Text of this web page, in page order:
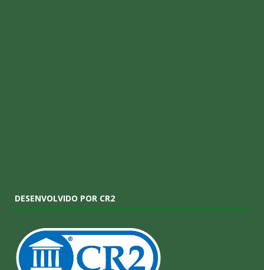
DESENVOLVIDO POR CR2